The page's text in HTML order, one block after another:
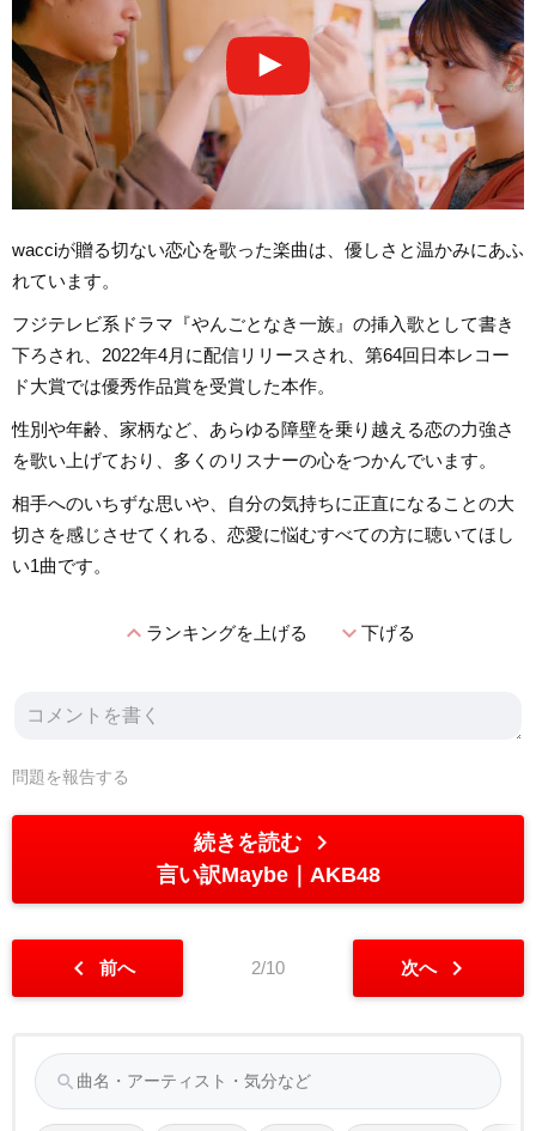
wacciが贈る切ない恋心を歌った楽曲は、優しさと温かみにあふ
れています。
フジテレビ系ドラマ『やんごとなき一族』の挿入歌として書き
下ろされ、2022年4月に配信リリースされ、第64回日本レコー
ド大賞では優秀作品賞を受賞した本作。
性別や年齢、家柄など、あらゆる障壁を乗り越える恋の力強さ
を歌い上げており、多くのリスナーの心をつかんでいます。
相手へのいちずな思いや、自分の気持ちに正直になることの大
切さを感じさせてくれる、恋愛に悩むすべての方に聴いてほし
い1曲です。
expand_lessランキングを上げる expand_more下げる
問題を報告する
続きを読む chevron_right
言い訳Maybe AKB48
chevron_left 前へ 2/10 次へ chevron_right
search